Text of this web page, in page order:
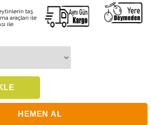
taş
araçları ile
ile